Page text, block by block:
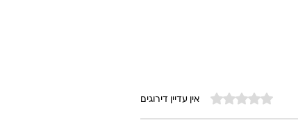
דירוג של 0 מתוך 5 כוכבים אין עדיין דירוגים